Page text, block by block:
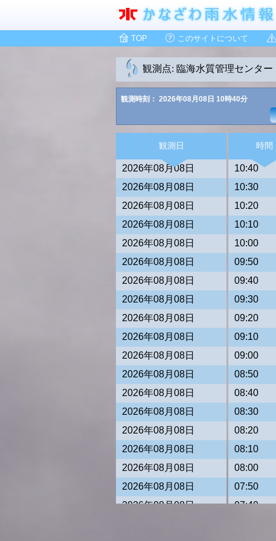
TOP
このサイトについて
観測点: 臨海水質管理センター
観測時刻： 2026年08月08日 10時40分
観測日 時間
2026年08月08日 10:40
2026年08月08日
10:30
2026年08月08日
10:20
2026年08月08日
10:10
2026年08月08日
10:00
2026年08月08日
09:50
2026年08月08日
09:40
2026年08月08日
09:30
2026年08月08日
09:20
2026年08月08日
09:10
2026年08月08日
09:00
2026年08月08日
08:50
2026年08月08日
08:40
2026年08月08日
08:30
2026年08月08日
08:20
2026年08月08日
08:10
2026年08月08日
08:00
2026年08月08日
07:50
2026年08月08日
07:40